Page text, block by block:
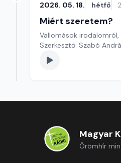
2026. 05. 18. hétfő
Miért szeretem?
Vallomások irodalomról,
Szerkesztő: Szabó
Magyar
Örömhír